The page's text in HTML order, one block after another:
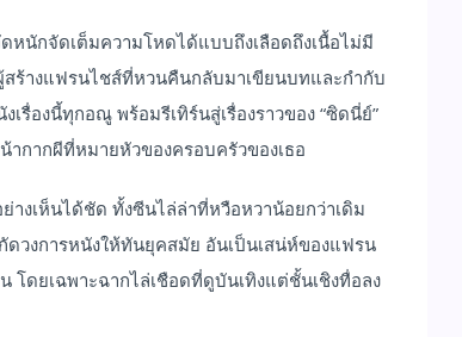
หนักจัดเต็มความโหดได้แบบถึงเลือดถึงเนื้อไม่มี
สร้างแฟรนไชส์ที่หวนคืนกลับมาเขียนบทและกำกับ
รื่องนี้ทุกอณู พร้อมรีเทิร์นสู่เรื่องราวของ “ซิดนี่ย์”
กากผีที่หมายหัวของครอบครัวของเธอ
งเห็นได้ชัด ทั้งซีนไล่ล่าที่หวือหวาน้อยกว่าเดิม
วงการหนังให้ทันยุคสมัย อันเป็นเสน่ห์ของแฟรน
โดยเฉพาะฉากไล่เชือดที่ดูบันเทิงแต่ชั้นเชิงทื่อลง